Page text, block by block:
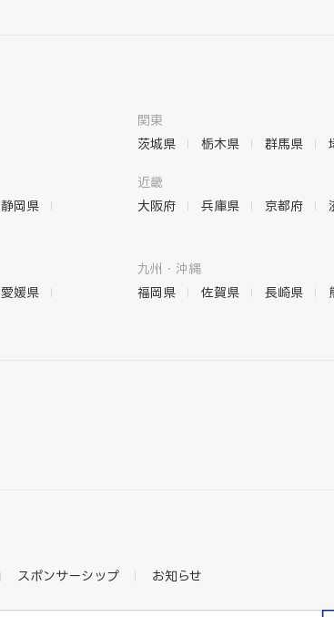
関東
茨城県
栃木県 群馬県
静岡県
近畿
大阪府
兵庫県 京都府
愛媛県
九州・沖縄
福岡県
佐賀県 長崎県
スポンサーシップ お知らせ